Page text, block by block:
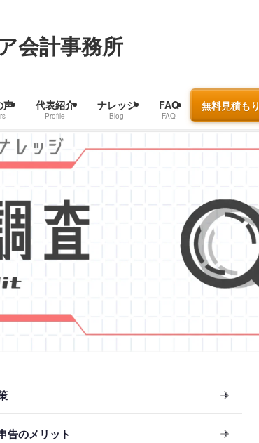
会計事務所
声 代表紹介
Profile
ナレッジ
Blog
FAQ
FAQ
無料見積もり
告のメリット